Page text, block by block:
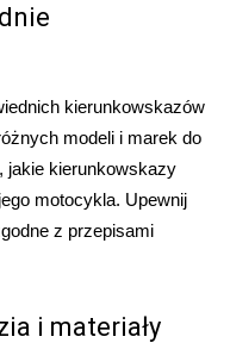
kierunkowskazów
modeli i marek do
jakie kierunkowskazy
motocykla. Upewnij
z przepisami
i materiały